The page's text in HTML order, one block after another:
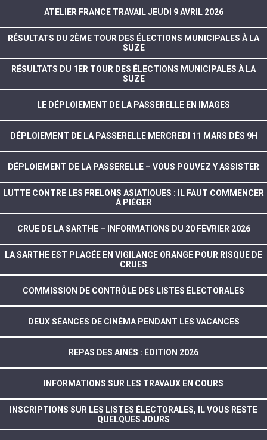
ATELIER FRANCE TRAVAIL JEUDI 9 AVRIL 2026
RÉSULTATS DU 2ÈME TOUR DES ÉLECTIONS MUNICIPALES À LA
SUZE
RÉSULTATS DU 1ER TOUR DES ÉLECTIONS MUNICIPALES À LA
SUZE
LE DÉPLOIEMENT DE LA PASSERELLE EN IMAGES
DÉPLOIEMENT DE LA PASSERELLE MERCREDI 11 MARS DÈS 9H
DÉPLOIEMENT DE LA PASSERELLE – VOUS POUVEZ Y ASSISTER
LUTTE CONTRE LES FRELONS ASIATIQUES : IL FAUT COMMENCER
À PIÉGER
CRUE DE LA SARTHE – INFORMATIONS DU 20 FÉVRIER 2026
LA SARTHE EST PLACÉE EN VIGILANCE ORANGE POUR RISQUE DE
CRUES
COMMISSION DE CONTRÔLE DES LISTES ÉLECTORALES
DEUX SÉANCES DE CINÉMA PENDANT LES VACANCES
REPAS DES AINÉS : ÉDITION 2026
INFORMATIONS SUR LES TRAVAUX EN COURS
INSCRIPTIONS SUR LES LISTES ÉLECTORALES, IL VOUS RESTE
QUELQUES JOURS